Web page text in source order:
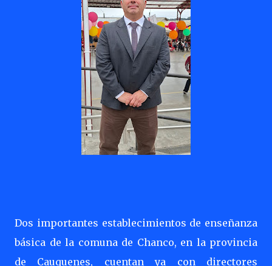
Dos importantes establecimientos de enseñanza
básica de la comuna de Chanco, en la provincia
de Cauquenes, cuentan ya con directores